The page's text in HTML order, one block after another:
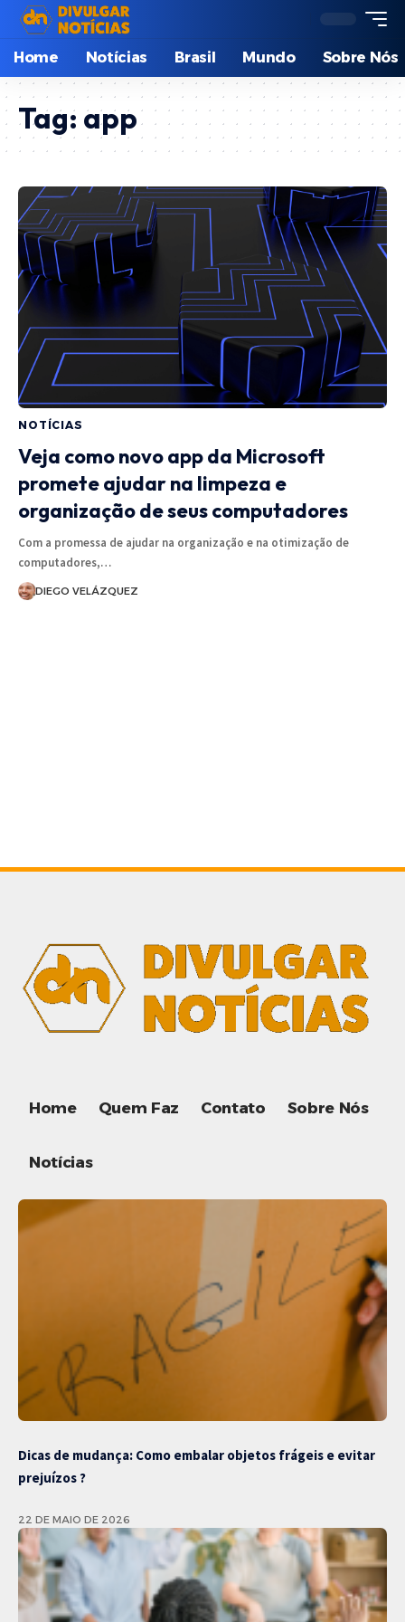
Home Notícias Brasil Mundo Sobre Nós
Tag: app
NOTÍCIAS
Veja como novo app da Microsoft
promete ajudar na limpeza e
organização de seus computadores
Com a promessa de ajudar na organização e na otimização de
computadores,…
DIEGO VELÁZQUEZ
Home Quem Faz Contato Sobre Nós
Notícias
Dicas de mudança: Como embalar objetos frágeis e evitar
prejuízos ?
22 DE MAIO DE 2026